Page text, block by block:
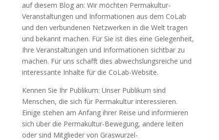
auf diesem Blog an: Wir möchten Permakultur-
Veranstaltungen und Informationen aus dem CoLab
und den verbundenen Netzwerken in die Welt tragen
und bekannt machen. Für Sie ist dies eine Gelegenheit,
Ihre Veranstaltungen und Informationen sichtbar zu
machen. Für uns schafft dies abwechslungsreiche und
interessante Inhalte für die CoLab-Website.
Kennen Sie Ihr Publikum: Unser Publikum sind
Menschen, die sich für Permakultur interessieren.
Einige stehen am Anfang ihrer Reise und informieren
sich über die Permakultur-Bewegung, andere leiten
oder sind Mitglieder von Graswurzel-